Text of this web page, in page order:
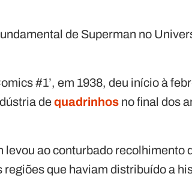
de Superman no
#1’, em 1938, deu início à
dequadrinhos no final dos
ao conturbado recolhimento
que haviam distribuído a